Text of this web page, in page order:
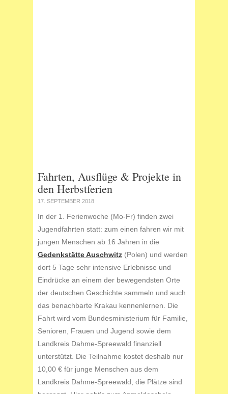
Fahrten, Ausflüge & Projekte in
den Herbstferien
17. SEPTEMBER 2018
In der 1. Ferienwoche (Mo-Fr) finden zwei
Jugendfahrten statt: zum einen fahren wir mit
jungen Menschen ab 16 Jahren in die
Gedenkstätte Auschwitz (Polen) und werden
dort 5 Tage sehr intensive Erlebnisse und
Eindrücke an einem der bewegendsten Orte
der deutschen Geschichte sammeln und auch
das benachbarte Krakau kennenlernen. Die
Fahrt wird vom Bundesministerium für Familie,
Senioren, Frauen und Jugend sowie dem
Landkreis Dahme-Spreewald finanziell
unterstützt. Die Teilnahme kostet deshalb nur
10,00 € für junge Menschen aus dem
Landkreis Dahme-Spreewald, die Plätze sind